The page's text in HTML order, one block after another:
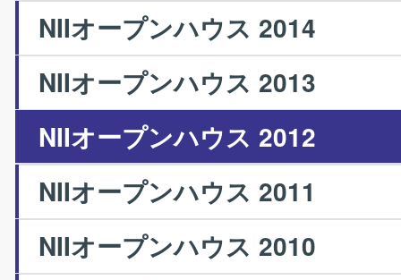
NIIオープンハウス 2014
NIIオープンハウス 2013
NIIオープンハウス 2012
NIIオープンハウス 2011
NIIオープンハウス 2010